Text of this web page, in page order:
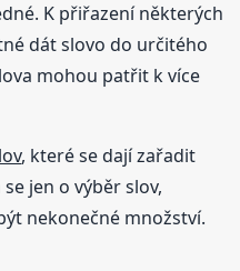
K přiřazení některých
dát slovo do určitého
mohou patřit k více
, které se dají zařadit
jen o výběr slov,
nekonečné množství.